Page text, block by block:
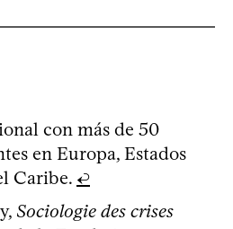
con más de 50
en Europa, Estados
Caribe. ↩
Sociologie des crises